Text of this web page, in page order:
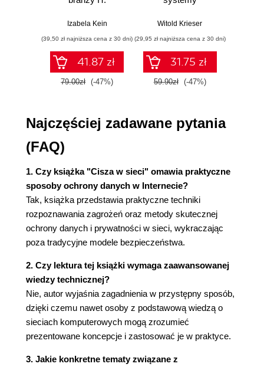
Rozdział 2. Wysiłek zawsze się opłaca (43)
Dziedzictwo Boole'a (43)
W poszukiwaniu operatora uniwersalnego (44)
Prawo de Morgana w praktyce (45)
Wygoda jest koniecznością (46)
Ograniczanie złożoności (47)
Minimalnie bardziej popularny projekt komputera
Bramki logiczne (49)
Od elektronicznego minutnika do komputera (53)
Turing i złożoność zbioru instrukcji (55)
Nareszcie coś działa (57)
Święty Graal: programowalny komputer (57)
Postęp przez uproszczenie (58)
Podział zadania (59)
Etapy wykonania (60)
Pamięć mniejsza (61)
Więcej naraz: potokowanie (62)
Największa wada potoków (63)
Niebezpieczne drobne różnice (64)
Rekonstrukcja danych na podstawie wzorców
Bit do bitu... (65)
przykłady i
Izabela Kein
(39,50 zł najniższa cena z 30 dni)
41.87 zł
79.00zł (-47%)
pigułce
Witold Krieser
(29,95 zł najniższa cena z 30 dni)
31.75 zł
59.90zł (-47%)
Najczęściej zadawane pytania
(FAQ)
1. Czy książka "Cisza w sieci" omawia praktyczne
sposoby ochrony danych w Internecie?
Tak, książka przedstawia praktyczne techniki
rozpoznawania zagrożeń oraz metody skutecznej
ochrony danych i prywatności w sieci, wykraczając
poza tradycyjne modele bezpieczeństwa.
2. Czy lektura tej książki wymaga zaawansowanej
wiedzy technicznej?
Nie, autor wyjaśnia zagadnienia w przystępny sposób,
dzięki czemu nawet osoby z podstawową wiedzą o
sieciach komputerowych mogą zrozumieć
prezentowane koncepcje i zastosować je w praktyce.
3. Jakie konkretne tematy związane z